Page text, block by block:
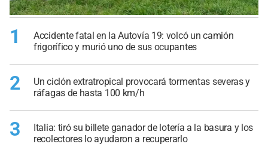
1
Accidente fatal en la Autovía 19: volcó un camión
frigorífico y murió uno de sus ocupantes
2
Un ciclón extratropical provocará tormentas severas y
ráfagas de hasta 100 km/h
3
Italia: tiró su billete ganador de lotería a la basura y los
recolectores lo ayudaron a recuperarlo